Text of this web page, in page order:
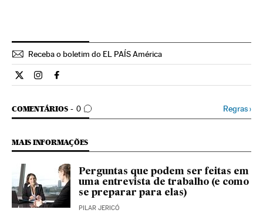
Receba o boletim do EL PAÍS América
Estilo El País Brasil en Twitter
Estilo El País Brasil en Instagram
Estilo El País Brasil en Facebook
COMENTÁRIOS 0
COMENTÁRIOS Regras›
MAIS INFORMAÇÕES
Perguntas que podem ser feitas em
uma entrevista de trabalho (e como
se preparar para elas)
PILAR JERICÓ